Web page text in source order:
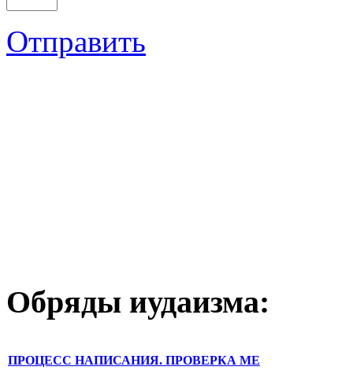
Отправить
Обряды иудаизма:
ПРОЦЕСС НАПИСАНИЯ. ПРОВЕРКА МЕ